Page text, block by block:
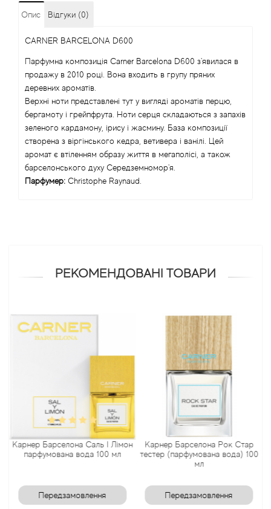
Опис Відгуки (0)
CARNER BARCELONA D600
Парфумна композиція Carner Barcelona D600 з'явилася в
продажу в 2010 році. Вона входить в групу пряних
деревних ароматів.
Верхні ноти представлені тут у вигляді ароматів перцю,
бергамоту і грейпфрута. Ноти серця складаються з запахів
зеленого кардамону, ірису і жасмину. База композиції
створена з віргінського кедра, ветивера і ванілі. Цей
аромат є втіленням образу життя в мегаполісі, а також
барселонського духу Середземномор'я.
Парфумер: Christophe Raynaud.
РЕКОМЕНДОВАНІ ТОВАРИ
Карнер Барселона Саль І Лімон
парфумована вода 100 мл
Передзамовлення
Карнер Барселона Рок Стар
тестер (парфумована вода) 100
мл
Передзамовлення
Anima Mundi
Annayake
Anne Fontaine
Annick Goutal
Antonia's Flowers
Antonio Visconti
Arabesque Perfumes
Ariana Grande
Armaf